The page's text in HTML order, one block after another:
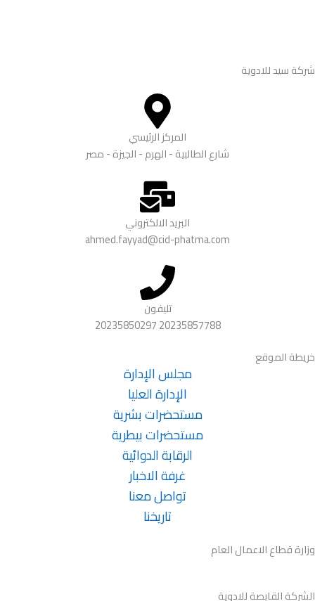
شركة سيد للادوية
المركز الرئيسي
شارع الطالبية - الهرم - الجيزة - مصر
البريد الالكتروني
ahmed.fayyad@cid-phatma.com
تليفون
20235857788 20235850297
خريطة الموقع
مجلس الإدارة
الإدارة العليا
مستحضرات بشرية
مستحضرات بيطرية
الرقابة الدوائية
غرفة الاخبار
تواصل معنا
تاريخنا
وزارة قطاع الاعمال العام
الشركة القابصة للادوية